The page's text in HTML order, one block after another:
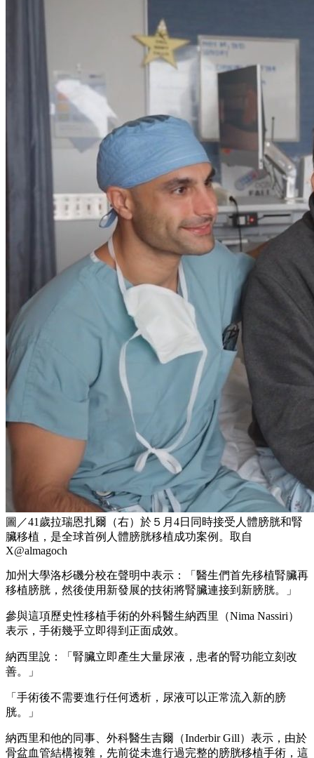
圖／41歲拉瑞恩扎爾（右）於５月4日同時接受人體膀胱和腎
臟移植，是全球首例人體膀胱移植成功案例。取自
X@almagoch
加州大學洛杉磯分校在聲明中表示：「醫生們首先移植腎臟再
移植膀胱，然後使用新發展的技術將腎臟連接到新膀胱。」
參與這項歷史性移植手術的外科醫生納西里（Nima Nassiri）
表示，手術幾乎立即得到正面成效。
納西里說：「腎臟立即產生大量尿液，患者的腎功能立刻改
善。」
「手術後不需要進行任何透析，尿液可以正常流入新的膀
胱。」
納西里和他的同事、外科醫生吉爾（Inderbir Gill）表示，由於
骨盆血管結構複雜，先前從未進行過完整的膀胱移植手術，這